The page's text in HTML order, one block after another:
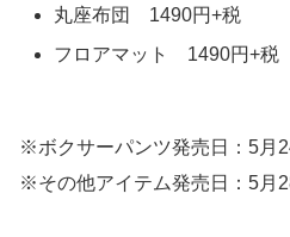
丸座布団 1490円+税
フロアマット 1490円+税
※ボクサーパンツ発売日：5月
※その他アイテム発売日：5月